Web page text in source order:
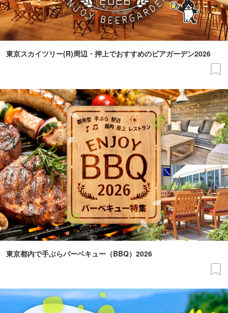
東京スカイツリー(R)周辺・押上でおすすめのビアガーデン2026
東京都内で手ぶらバーベキュー（BBQ）2026